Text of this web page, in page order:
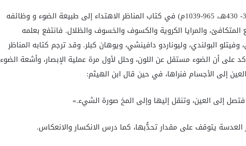
وكانت أبرز إسهامات الحسن بن الهيثم (354- 430هـ، 965-1039م) في كتاب المناظر الاهتداء إلى طبيعة الضوء و وظائفه
والمرايا الكروية والكسوف والخسوف والظلال. فانتفع بعلمه
وفيتلو البولندي، وليوناردو دافينشي، ويوهان كبلر. وقد ترجم كتابه المناظر
على أن الضوء مستقل عن اللون، وحلل لأول مرة عملية الإبصار، وأشعة الضوء
إلى الأجسام فنراها، في حين قال ابن الهيثم:
إلى العين، وتنقل إليها وإلى المخ صورة الشيء.»
العدسة يتوقف على مقدار تحدُّبها، كما درس الانكسار والانعكاس.